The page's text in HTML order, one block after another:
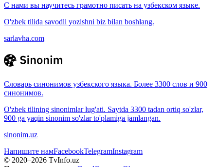
С нами вы научитесь грамотно писать на узбекском языке.
O'zbek tilida savodli yozishni biz bilan boshlang.
sarlavha.com
Словарь синонимов узбекского языка. Более 3300 слов и 900
синонимов.
O'zbek tilining sinonimlar lug'ati. Saytda 3300 tadan ortiq so'zlar,
900 ga yaqin sinonim so'zlar to'plamiga jamlangan.
sinonim.uz
Напишите намFacebookTelegramInstagram
© 2020–2026 TvInfo.uz